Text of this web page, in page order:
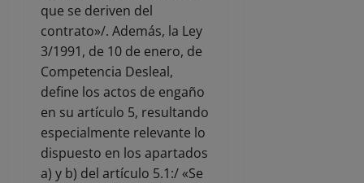
que se deriven del
contrato»/. Además, la Ley
3/1991, de 10 de enero, de
Competencia Desleal,
define los actos de engaño
en su artículo 5, resultando
especialmente relevante lo
dispuesto en los apartados
a) y b) del artículo 5.1:/ «Se